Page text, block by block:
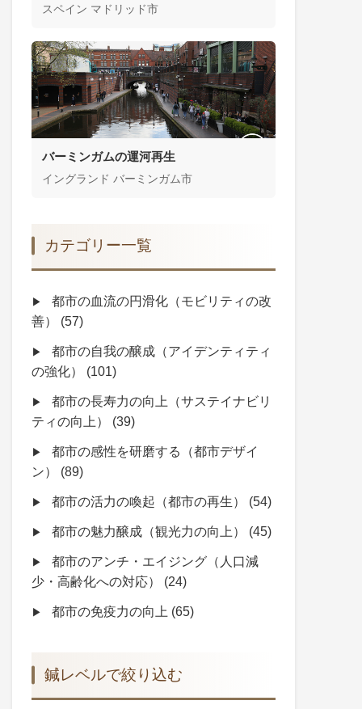
スペイン マドリッド市
バーミンガムの運河再生
イングランド バーミンガム市
カテゴリー一覧
都市の血流の円滑化（モビリティの改
善） (57)
都市の自我の醸成（アイデンティティ
の強化） (101)
都市の長寿力の向上（サステイナビリ
ティの向上） (39)
都市の感性を研磨する（都市デザイ
ン） (89)
都市の活力の喚起（都市の再生） (54)
都市の魅力醸成（観光力の向上） (45)
都市のアンチ・エイジング（人口減
少・高齢化への対応） (24)
都市の免疫力の向上 (65)
鍼レベルで絞り込む